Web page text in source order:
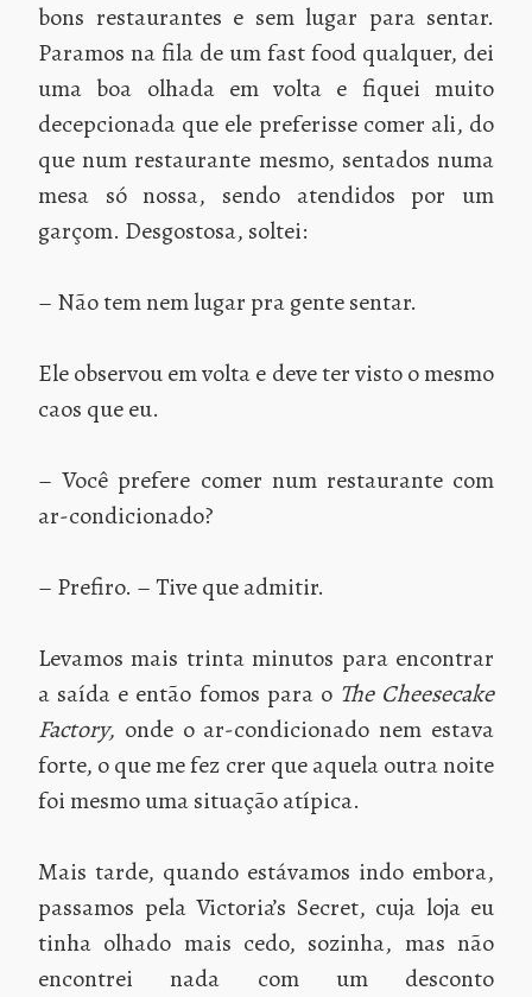
bons restaurantes e sem lugar para sentar.
Paramos na fila de um fast food qualquer, dei
uma boa olhada em volta e fiquei muito
decepcionada que ele preferisse comer ali, do
que num restaurante mesmo, sentados numa
mesa só nossa, sendo atendidos por um
garçom. Desgostosa, soltei:
– Não tem nem lugar pra gente sentar.
Ele observou em volta e deve ter visto o mesmo
caos que eu.
– Você prefere comer num restaurante com
ar-condicionado?
– Prefiro. – Tive que admitir.
Levamos mais trinta minutos para encontrar
a saída e então fomos para o The Cheesecake
Factory, onde o ar-condicionado nem estava
forte, o que me fez crer que aquela outra noite
foi mesmo uma situação atípica.
Mais tarde, quando estávamos indo embora,
passamos pela Victoria’s Secret, cuja loja eu
tinha olhado mais cedo, sozinha, mas não
encontrei nada com um desconto